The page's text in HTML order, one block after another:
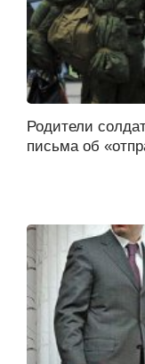
Родители
письма об